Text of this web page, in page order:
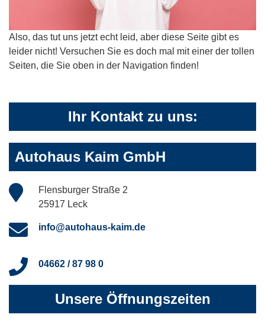
Also, das tut uns jetzt echt leid, aber diese Seite gibt es
leider nicht! Versuchen Sie es doch mal mit einer der tollen
Seiten, die Sie oben in der Navigation finden!
Ihr Kontakt zu uns:
Autohaus Kaim GmbH
Flensburger Straße 2
25917 Leck
info@autohaus-kaim.de
04662 / 87 98 0
Unsere Öffnungszeiten